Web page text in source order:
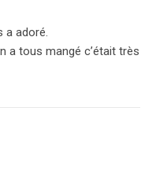
a adoré.
a tous mangé c’était très